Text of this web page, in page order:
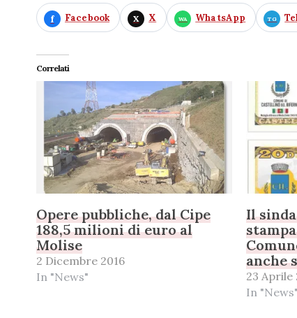
Facebook X WhatsApp
Correlati
Opere pubbliche, dal Cipe
188,5 milioni di euro al
Molise
2 Dicembre 2016
In "News"
Il
anche
23 Aprile
In "News"